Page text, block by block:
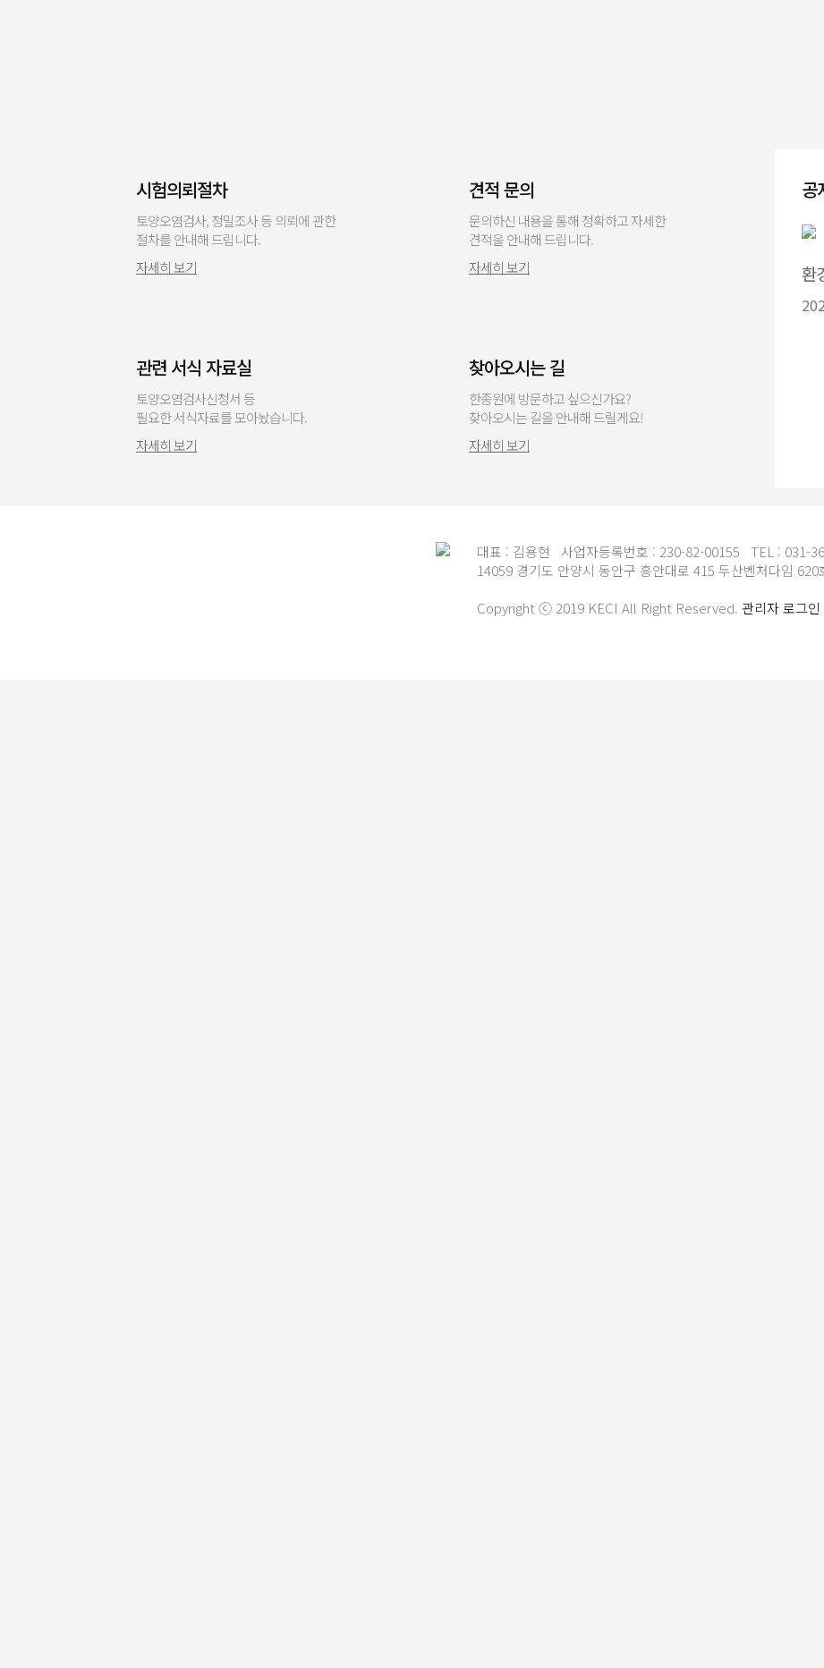
시험의뢰절차
토양오염검사, 정밀조사 등 의뢰에 관한
절차를 안내해 드립니다.
자세히 보기
관련 서식 자료실
토양오염검사신청서 등
필요한 서식자료를 모아놨습니다.
자세히 보기
견적 문의
문의하신 내용을 통해 정확하고 자세한
견적을 안내해 드립니다.
자세히 보기
찾아오시는 길
한종원에 방문하고 싶으신가요?
찾아오시는 길을 안내해 드릴게요!
자세히 보기
공
환
대표 : 김용현 사업자등록번호 : 230-82-00155 TEL : 031-
14059 경기도 안양시 동안구 흥안대로 415 두산벤처다임 620
Copyright ⓒ 2019 KECI All Right Reserved. 관리자 로그인